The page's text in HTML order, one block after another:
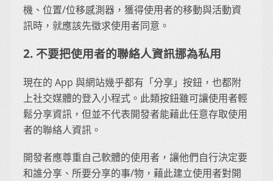
機、位置/位移感測器，獲得使用者的移動與活動資
訊時，就應該先徵求使用者同意。
2. 不要把使用者的聯絡人資訊挪為私用
現在的 App 與網站幾乎都有「分享」按鈕，也都附
上社交媒體的登入小程式。此類按鈕雖可讓使用者輕
鬆分享資訊，但並不代表開發者能藉此任意存取使用
者的聯絡人資訊。
開發者應尊重自己軟體的使用者，讓他們自行決定要
和誰分享、所要分享的事/物，藉此建立使用者對開